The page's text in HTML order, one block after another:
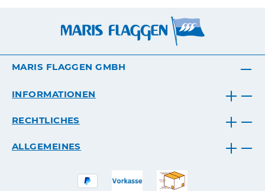
MARIS FLAGGEN GMBH
INFORMATIONEN
RECHTLICHES
ALLGEMEINES